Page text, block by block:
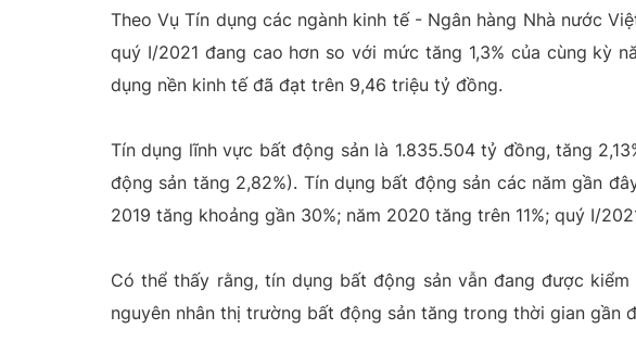
Theo Vụ Tín dụng các ngành kinh tế - Ngân hàng Nhà nước
quý I/2021 đang cao hơn so với mức tăng 1,3% của cùng kỳ
dụng nền kinh tế đã đạt trên 9,46 triệu tỷ đồng.
Tín dụng lĩnh vực bất động sản là 1.835.504 tỷ đồng, tăng
động sản tăng 2,82%). Tín dụng bất động sản các năm gần
2019 tăng khoảng gần 30%; năm 2020 tăng trên 11%; quý I/
Có thể thấy rằng, tín dụng bất động sản vẫn đang được
nguyên nhân thị trường bất động sản tăng trong thời gian gần